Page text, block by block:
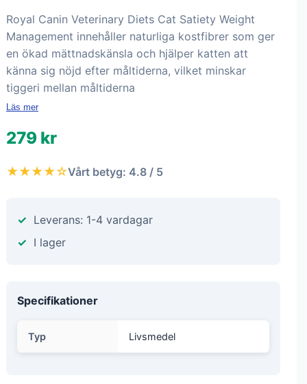
Royal Canin Veterinary Diets Cat Satiety Weight
Management innehåller naturliga kostfibrer som ger
en ökad mättnadskänsla och hjälper katten att
känna sig nöjd efter måltiderna, vilket minskar
tiggeri mellan måltiderna
Läs mer
279 kr
★★★★☆Vårt betyg: 4.8 / 5
Leverans: 1-4 vardagar
I lager
Specifikationer
Typ Livsmedel